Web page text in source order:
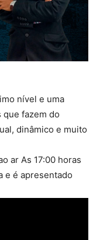
nível e uma
fazem do
dinâmico e muito
ar As 17:00 horas
e é apresentado